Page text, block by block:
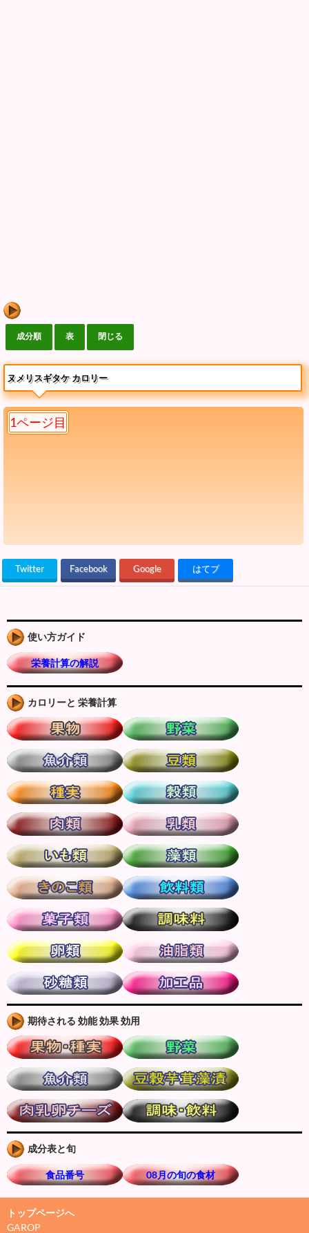
ヌメリスギタケ カロリー
1ページ目
Twitter Facebook Google はてブ
使い方ガイド
栄養計算の解説
カロリーと 栄養計算
期待される 効能 効果 効用
成分表と旬
食品番号 08月の旬の食材
トップページへ
GAROP